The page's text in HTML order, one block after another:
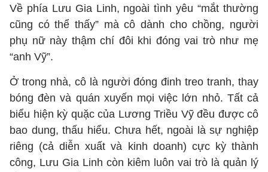
Về phía Lưu Gia Linh, ngoài tình yêu “mắt thường
cũng có thể thấy” mà cô dành cho chồng, người
phụ nữ này thậm chí đôi khi đóng vai trò như mẹ
“anh Vỹ”.
Ở trong nhà, cô là người đóng đinh treo tranh, thay
bóng đèn và quán xuyến mọi việc lớn nhỏ. Tất cả
biểu hiện kỳ quặc của Lương Triều Vỹ đều được cô
bao dung, thấu hiểu. Chưa hết, ngoài là sự nghiệp
riêng (cả diễn xuất và kinh doanh) cực kỳ thành
công, Lưu Gia Linh còn kiêm luôn vai trò là quản lý